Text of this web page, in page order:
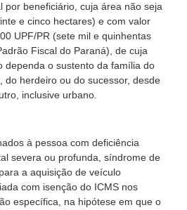
por beneficiário, cuja área não seja
e cinco hectares) e com valor
UPF/PR (sete mil e quinhentas
Fiscal do Paraná), de cuja
dependa o sustento da família do
do herdeiro ou do sucessor, desde
inclusive urbano.
à pessoa com deficiência
severa ou profunda, síndrome de
a aquisição de veículo
com isenção do ICMS nos
específica, na hipótese em que o